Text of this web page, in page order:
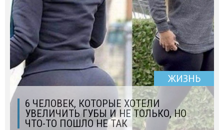
ЖИЗНЬ
6 ЧЕЛОВЕК, КОТОРЫЕ ХОТЕЛИ
УВЕЛИЧИТЬ ГУБЫ И НЕ ТОЛЬКО, НО
ЧТО-ТО ПОШЛО НЕ ТАК